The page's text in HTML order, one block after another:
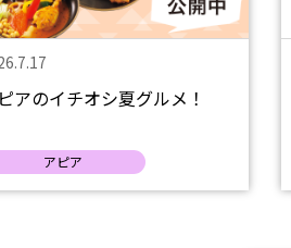
アのイチオシ夏グルメ！
アピア